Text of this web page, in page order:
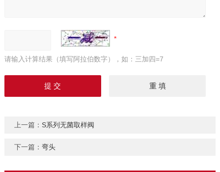
请输入计算结果（填写阿拉伯数字），如：三加四=7
上一篇： S系列无菌取样阀
下一篇： 弯头